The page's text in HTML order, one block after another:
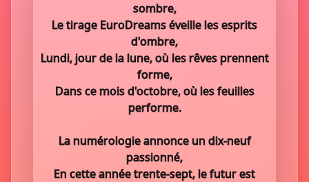
sombre,
Le tirage EuroDreams éveille les esprits
d'ombre,
Lundi, jour de la lune, où les rêves prennent
forme,
Dans ce mois d'octobre, où les feuilles
performe.
La numérologie annonce un dix-neuf
passionné,
En cette année trente-sept, le futur est